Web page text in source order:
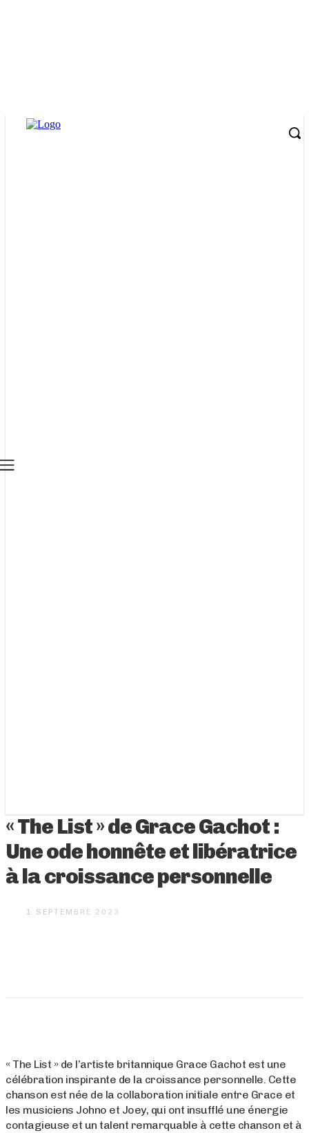
« The List » de Grace Gachot :
Une ode honnête et libératrice
à la croissance personnelle
1 SEPTEMBRE 2023
« The List » de l’artiste britannique Grace Gachot est une
célébration inspirante de la croissance personnelle. Cette
chanson est née de la collaboration initiale entre Grace et
les musiciens Johno et Joey, qui ont insufflé une énergie
contagieuse et un talent remarquable à cette chanson et à